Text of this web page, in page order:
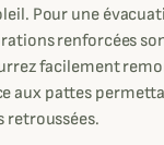
Pour une
renforcées
facilement
aux pattes
retroussées.